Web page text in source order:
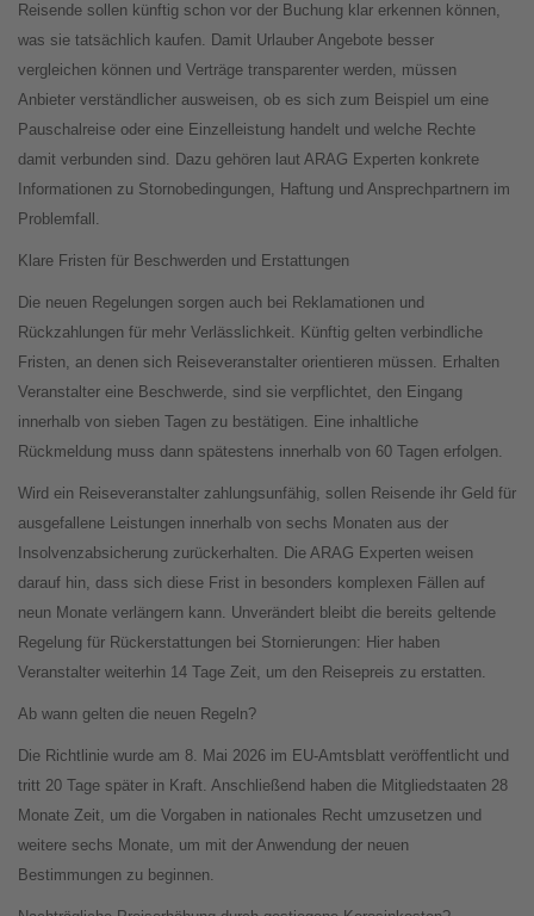
Reisende sollen künftig schon vor der Buchung klar erkennen können,
was sie tatsächlich kaufen. Damit Urlauber Angebote besser
vergleichen können und Verträge transparenter werden, müssen
Anbieter verständlicher ausweisen, ob es sich zum Beispiel um eine
Pauschalreise oder eine Einzelleistung handelt und welche Rechte
damit verbunden sind. Dazu gehören laut ARAG Experten konkrete
Informationen zu Stornobedingungen, Haftung und Ansprechpartnern im
Problemfall.
Klare Fristen für Beschwerden und Erstattungen
Die neuen Regelungen sorgen auch bei Reklamationen und
Rückzahlungen für mehr Verlässlichkeit. Künftig gelten verbindliche
Fristen, an denen sich Reiseveranstalter orientieren müssen. Erhalten
Veranstalter eine Beschwerde, sind sie verpflichtet, den Eingang
innerhalb von sieben Tagen zu bestätigen. Eine inhaltliche
Rückmeldung muss dann spätestens innerhalb von 60 Tagen erfolgen.
Wird ein Reiseveranstalter zahlungsunfähig, sollen Reisende ihr Geld für
ausgefallene Leistungen innerhalb von sechs Monaten aus der
Insolvenzabsicherung zurückerhalten. Die ARAG Experten weisen
darauf hin, dass sich diese Frist in besonders komplexen Fällen auf
neun Monate verlängern kann. Unverändert bleibt die bereits geltende
Regelung für Rückerstattungen bei Stornierungen: Hier haben
Veranstalter weiterhin 14 Tage Zeit, um den Reisepreis zu erstatten.
Ab wann gelten die neuen Regeln?
Die Richtlinie wurde am 8. Mai 2026 im EU-Amtsblatt veröffentlicht und
tritt 20 Tage später in Kraft. Anschließend haben die Mitgliedstaaten 28
Monate Zeit, um die Vorgaben in nationales Recht umzusetzen und
weitere sechs Monate, um mit der Anwendung der neuen
Bestimmungen zu beginnen.